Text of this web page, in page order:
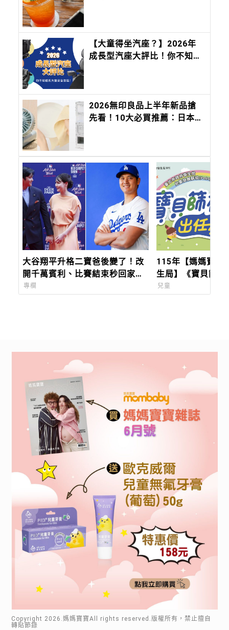
【大童得坐汽座？】2026年
成長型汽座大評比！你不知道
2026無印良品上半年新品搶
先看！10大必買推薦：日本缺
大谷翔平升格二寶爸後變了！改
開千萬賓利、比賽結束秒回家陪
孩子，好爸爸模式全開
專欄
115年【媽媽寶寶
生局】《寶貝篩檢
活動
兒童
Copyright 2026 .媽媽寶寶All rights reserved.版權所有，禁止擅自
轉貼節錄